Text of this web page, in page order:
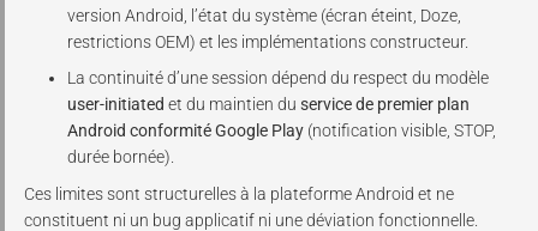
version Android, l’état du système (écran éteint, Doze,
restrictions OEM) et les implémentations constructeur.
La continuité d’une session dépend du respect du modèle
user-initiated et du maintien duservice de premier plan
Android conformité Google Play (notification visible, STOP,
durée bornée).
Ces limites sont structurelles à la plateforme Android et ne
constituent ni un bug applicatif ni une déviation fonctionnelle.